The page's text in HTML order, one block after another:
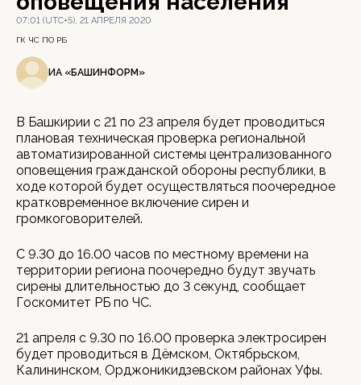
07:01 (UTC+5), 21 АПРЕЛЯ 2020
ГК ЧС ПО РБ
ИА «БАШИНФОРМ»
В Башкирии с 21 по 23 апреля будет проводиться
плановая техническая проверка региональной
автоматизированной системы централизованного
оповещения гражданской обороны республики, в
ходе которой будет осуществляться поочередное
кратковременное включение сирен и
громкоговорителей.
С 9.30 до 16.00 часов по местному времени на
территории региона поочередно будут звучать
сирены длительностью до 3 секунд, сообщает
Госкомитет РБ по ЧС.
21 апреля с 9.30 по 16.00 проверка электросирен
будет проводиться в Дёмском, Октябрьском,
Калининском, Орджоникидзевском районах Уфы.